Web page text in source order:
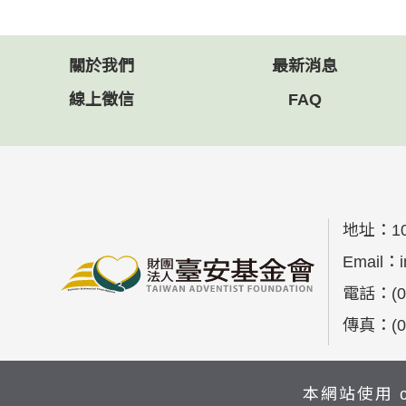
關於我們 最新消息
線上徵信
FAQ
地址：
Email：
電話：
傳真：
本網站使用